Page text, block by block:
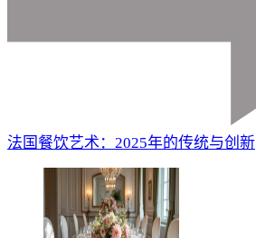
法国餐饮艺术：2025年的传统与创新